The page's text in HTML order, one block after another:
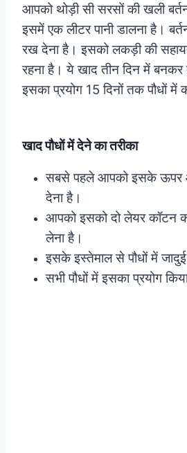
आपको थोड़ी सी सरसों की खली
इसमें एक लीटर पानी डालना है।
रख देना है। इसको लकड़ी की
रहना है। ये खाद तीन दिन में बनकर
इसका प्रयोग 15 दिनों तक पौधों
खाद पौधों में देने का तरीका
सबसे पहले आपको इसके ऊपर
देना है।
आपको इसको दो लेयर कॉटन
लेना है।
इसके इस्तेमाल से पौधों में
सभी पौधों में इसका प्रयोग